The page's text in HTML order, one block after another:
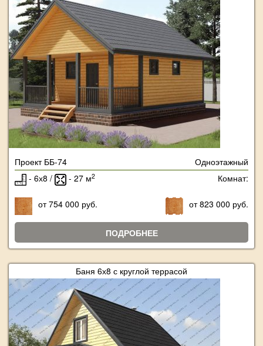
Проект ББ-74
Одноэтажный
- 6х8 /
- 27 м2 Комнат:
от 754 000 руб. от 823 000 руб.
ПОДРОБНЕЕ
Баня 6х8 с круглой террасой